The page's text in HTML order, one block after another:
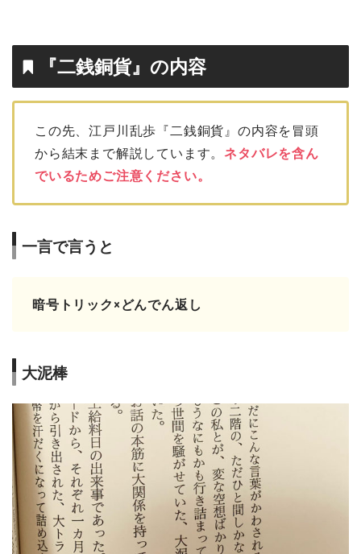
『二銭銅貨』の内容
この先、江戸川乱歩『二銭銅貨』の内容を冒頭
から結末まで解説しています。ネタバレを含ん
でいるためご注意ください。
一言で言うと
暗号トリック×どんでん返し
大泥棒